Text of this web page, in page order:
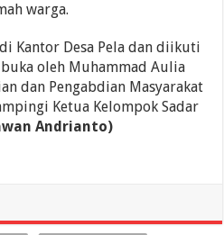
warga.
Kantor Desa Pela dan diikuti
oleh Muhammad Aulia
dan Pengabdian Masyarakat
Ketua Kelompok Sadar
Andrianto)